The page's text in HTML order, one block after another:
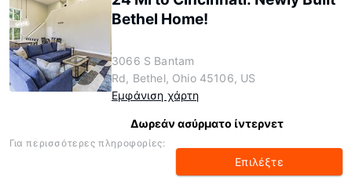
Bethel Home!
3066 S Bantam
Rd, Bethel, Ohio 45106, US
Εμφάνιση χάρτη
Δωρεάν ασύρματο ίντερνετ
Για περισσότερες πληροφορίες:
Επιλέξτε